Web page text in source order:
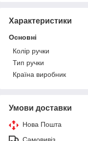
Характеристики
Основні
Колір ручки
Тип ручки
Країна виробник
Умови доставки
Нова Пошта